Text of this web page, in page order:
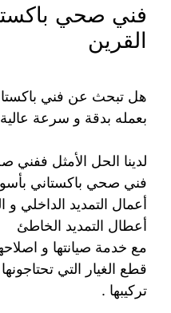
فني صحي
القرين
هل تبحث عن فني
بعمله بدقة و سرعة
لدينا الحل الأمثل
فني صحي باكستاني
أعمال التمديد
أعطال التمديد الخاطئ
مع خدمة صيانتها و
قطع الغيار التي
تركيبها .